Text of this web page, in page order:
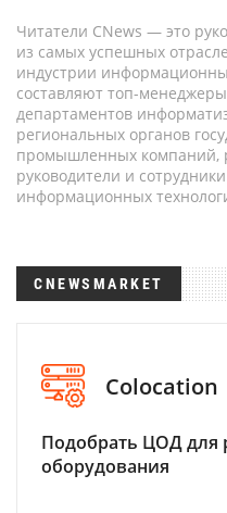
Читатели CNews — это
из самых успешных
индустрии
составляют топ-
департаментов
региональных органов
промышленных компаний,
руководители и
информационных
CNEWSMARKET
Colocation
Подобрать ЦОД для
оборудования